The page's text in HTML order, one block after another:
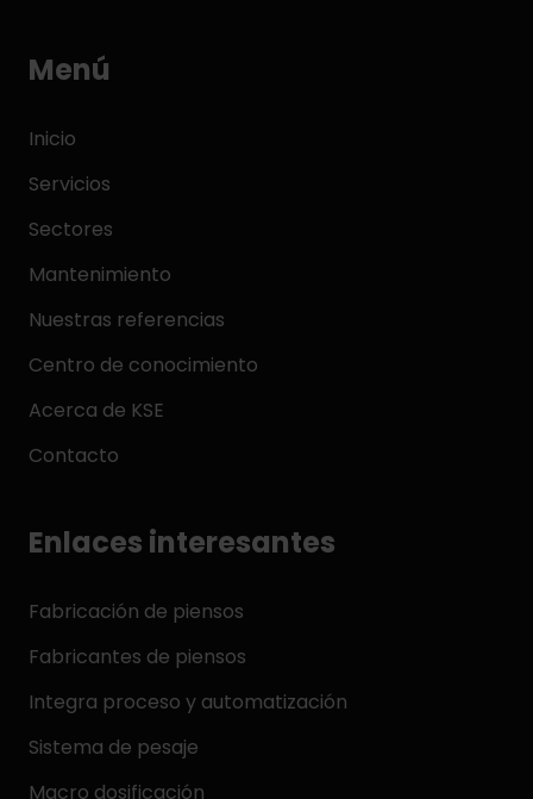
Menú
Inicio
Servicios
Sectores
Mantenimiento
Nuestras referencias
Centro de conocimiento
Acerca de KSE
Contacto
Enlaces interesantes
Fabricación de piensos
Fabricantes de piensos
Integra proceso y automatización
Sistema de pesaje
Macro dosificación